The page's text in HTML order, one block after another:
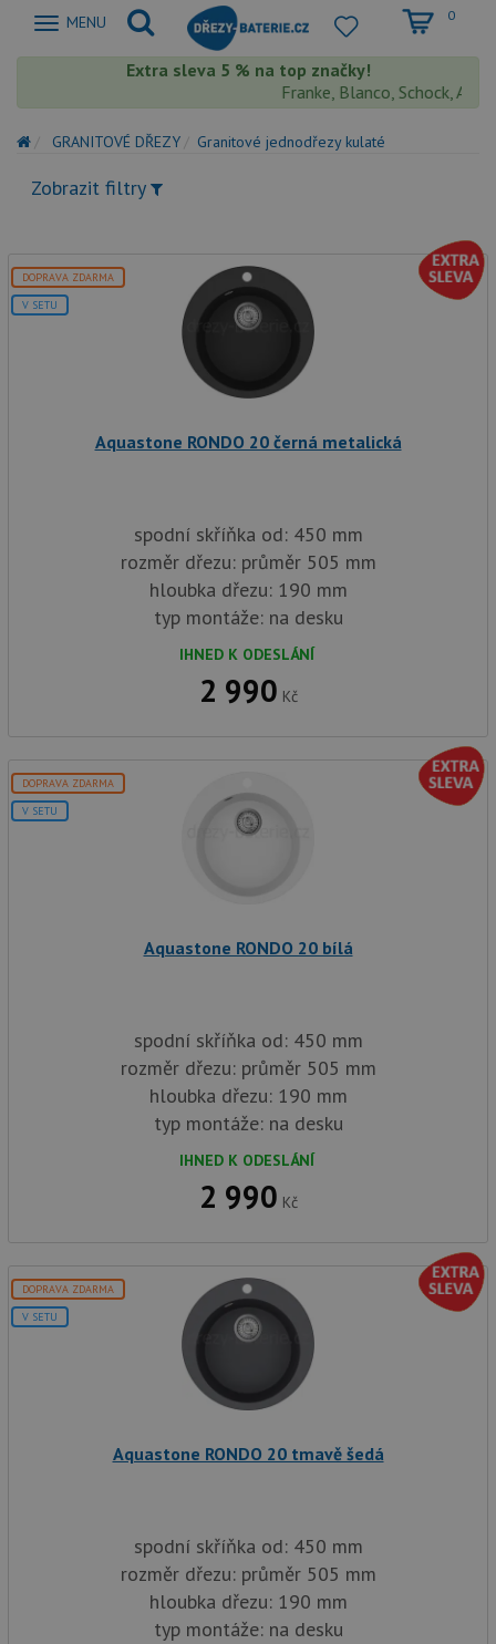
Zobrazit
MENU 0
Extra sleva 5 % na top značky!
Franke, Blanco, Schock,
GRANITOVÉ DŘEZY Granitové jednodřezy kulaté
Zobrazit filtry
DOPRAVA ZDARMA
V SETU
Aquastone RONDO 20 černá metalická
spodní skříňka od: 450 mm
rozměr dřezu: průměr 505 mm
hloubka dřezu: 190 mm
typ montáže: na desku
IHNED K ODESLÁNÍ
2 990 Kč
DOPRAVA ZDARMA
V SETU
Aquastone RONDO 20 bílá
spodní skříňka od: 450 mm
rozměr dřezu: průměr 505 mm
hloubka dřezu: 190 mm
typ montáže: na desku
IHNED K ODESLÁNÍ
2 990 Kč
DOPRAVA ZDARMA
V SETU
Aquastone RONDO 20 tmavě šedá
spodní skříňka od: 450 mm
rozměr dřezu: průměr 505 mm
hloubka dřezu: 190 mm
typ montáže: na desku